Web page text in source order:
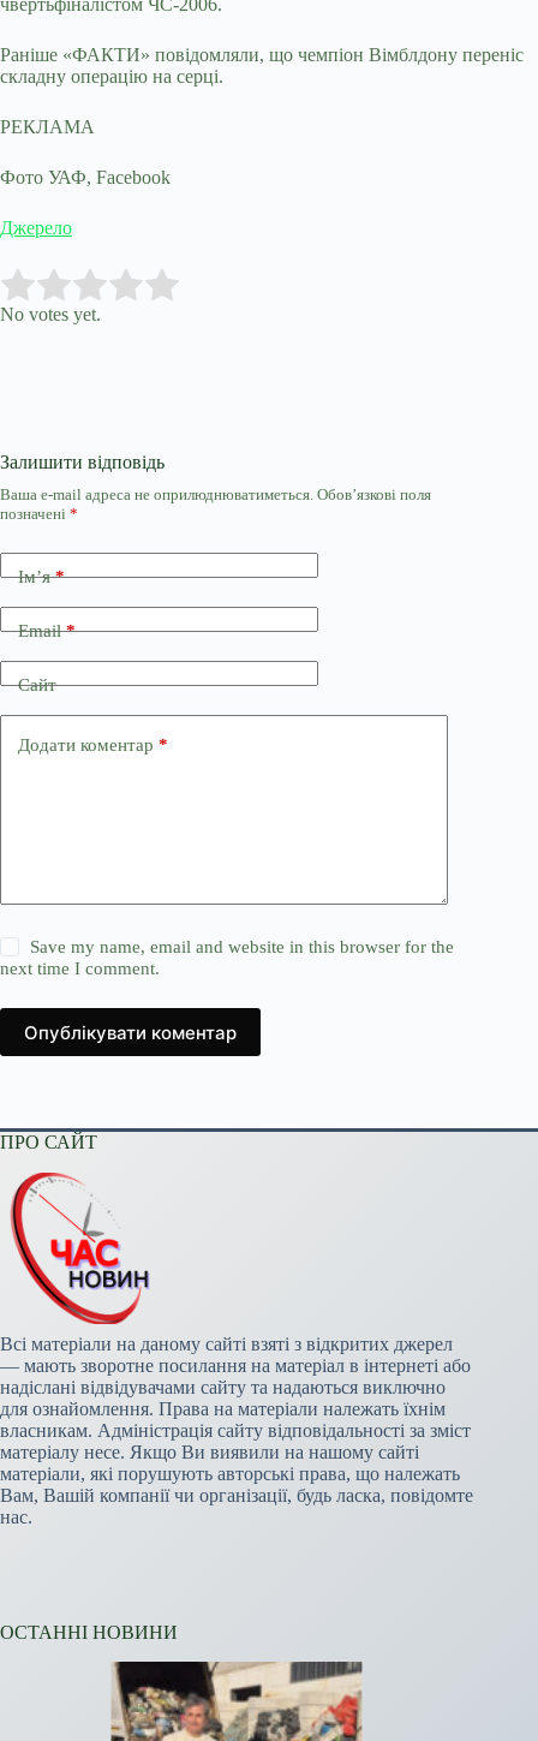
чвертьфіналістом ЧС-2006.
Раніше «ФАКТИ» повідомляли, що чемпіон Вімблдону переніс
складну операцію на серці.
РЕКЛАМА
Фото УАФ, Facebook
Джерело
Rate this item:
No votes yet.
Залишити відповідь
Ваша e-mail адреса не оприлюднюватиметься. Обов’язкові поля
позначені *
Ім’я*
Email*
Сайт
Додати коментар *
Save my name, email and website in this browser for the
next time I comment.
Опублікувати коментар
ПРО САЙТ
Всі матеріали на даному сайті взяті з відкритих джерел
— мають зворотне посилання на матеріал в інтернеті або
надіслані відвідувачами сайту та надаються виключно
для ознайомлення. Права на матеріали належать їхнім
власникам. Адміністрація сайту відповідальності за зміст
матеріалу несе. Якщо Ви виявили на нашому сайті
матеріали, які порушують авторські права, що належать
Вам, Вашій компанії чи організації, будь ласка, повідомте
нас.
ОСТАННІ НОВИНИ